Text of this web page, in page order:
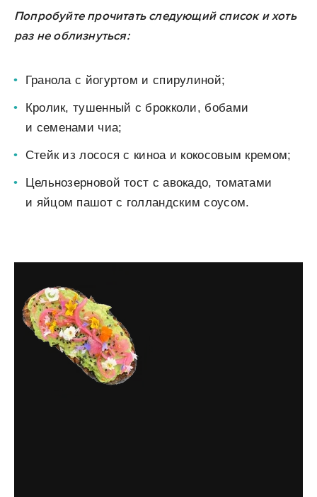
Попробуйте прочитать следующий список и хоть
раз не облизнуться:
Гранола с йогуртом и спирулиной;
Кролик, тушенный с брокколи, бобами
и семенами чиа;
Стейк из лосося с киноа и кокосовым кремом;
Цельнозерновой тост с авокадо, томатами
и яйцом пашот с голландским соусом.